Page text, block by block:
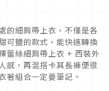
的細肩帶上衣，不僅是各
可鹽的款式，能快速轉換
蕾絲細肩帶上衣 + 西裝外
感，再混搭卡其長褲便很
著組合一定要筆記。